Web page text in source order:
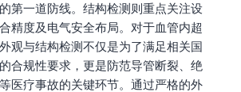
第一道防线。结构检测则重点关注设
精度及电气安全布局。对于血管内超
观与结构检测不仅是为了满足相关国
合规性要求，更是防范导管断裂、绝
医疗事故的关键环节。通过严格的外